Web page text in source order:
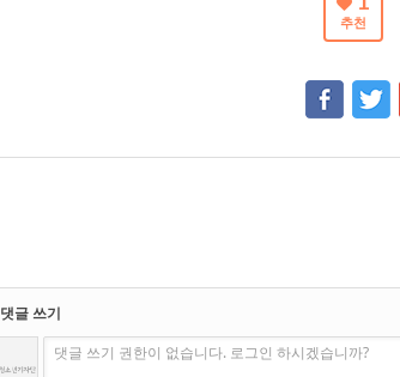
추천
댓글 쓰기
댓글 쓰기 권한이 없습니다. 로그인 하시겠습니까?